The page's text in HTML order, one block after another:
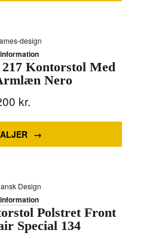
design
Kontorstol Med
Nero
kr.
Design
Polstret Front
Special 134